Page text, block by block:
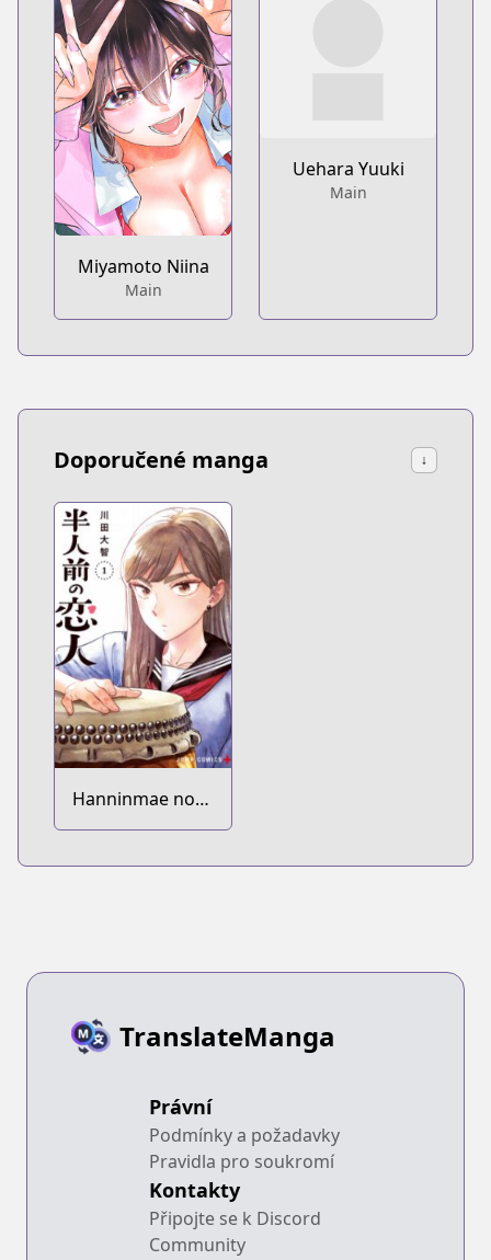
Miyamoto Niina
Main
Uehara Yuuki
Main
Doporučené manga ↓
Hanninmae no
Koibito
TranslateManga
Právní
Podmínky a požadavky
Pravidla pro soukromí
Kontakty
Připojte se k Discord
Community